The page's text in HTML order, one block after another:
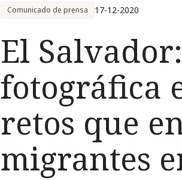
Comunicado de prensa 17-12-2020
El
fotográfica
retos que
migrantes